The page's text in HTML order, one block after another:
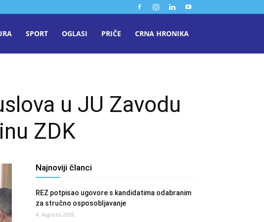
SPORT OGLASI PRIČE CRNA HRONIKA
u JU Zavodu
ZDK
Najnoviji članci
REZ potpisao ugovore s kandidatima odabranim
za stručno osposobljavanje
4. Augusta 2026.